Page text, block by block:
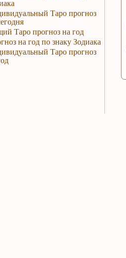
Таро прогноз
Таро прогноз на год
на год по знаку Зодиака
Таро прогноз